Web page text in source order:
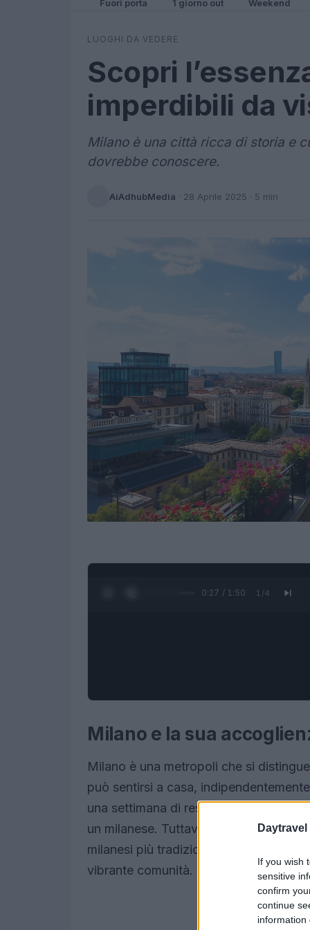
Daytravel
If you wish
sensitive
confirm
continue
information
Fuori porta 1 giorno out Weekend
LUOGHI DA VEDERE
Scopri
imperdibili da
Milano è una città ricca di storia e
dovrebbe conoscere.
AiAdhubMedia · 28 Aprile 2025 · 5 min
0:28 / 1:50 1 /4
Milano e la sua
Milano è una metropoli che si
può sentirsi a casa,
una settimana di residenza e un
un milanese. Tuttavia, ci sono alcuni
milanesi più tradizionali, dovrebbero
vibrante comunità.